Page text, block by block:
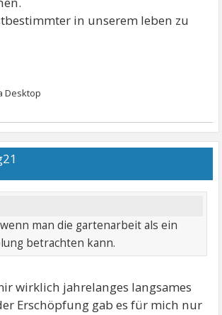
in unserem leben zu
man die gartenarbeit als ein
betrachten kann.
wirklich jahrelanges langsames
Erschöpfung gab es für mich nur